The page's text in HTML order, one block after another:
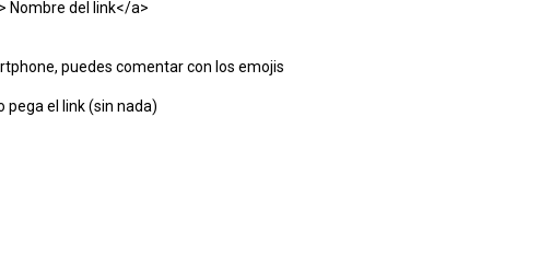
Nombre del link</a>
puedes comentar con los emojis
pega el link (sin nada)